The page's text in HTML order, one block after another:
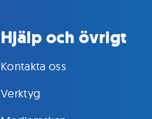
Hjälp och övrigt
Kontakta oss
Verktyg